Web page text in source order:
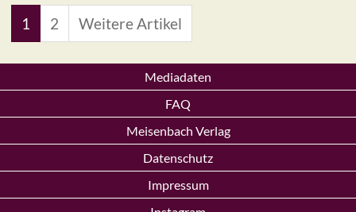
1 2 Weitere Artikel
Mediadaten
FAQ
Meisenbach Verlag
Datenschutz
Impressum